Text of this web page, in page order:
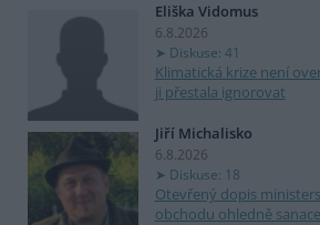
Eliška Vidomus
6.8.2026
Diskuse: 41
Klimatická krize není
ji přestala ignorovat
Jiří Michalisko
6.8.2026
Diskuse: 18
Otevřený dopis
obchodu ohledně